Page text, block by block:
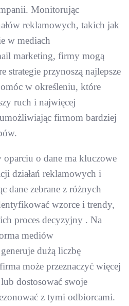
Monitorując
reklamowych, takich jak
w mediach
marketing, firmy mogą
strategie przynoszą najlepsze
w określeniu, które
ruch i najwięcej
firmom bardziej
o dane ma kluczowe
działań reklamowych i
dane zebrane z różnych
wzorce i trendy,
proces decyzyjny . Na
mediów
dużą liczbę
może przeznaczyć więcej
dostosować swoje
z tymi odbiorcami.